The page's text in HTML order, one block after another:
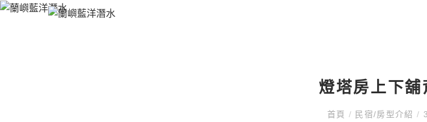
燈塔房上下舖
首頁 / 民宿/房型介紹/